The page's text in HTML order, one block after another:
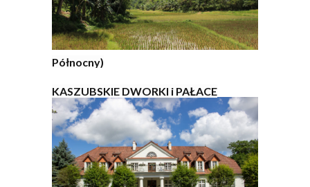
Północny)
KASZUBSKIE DWORKI i PAŁACE